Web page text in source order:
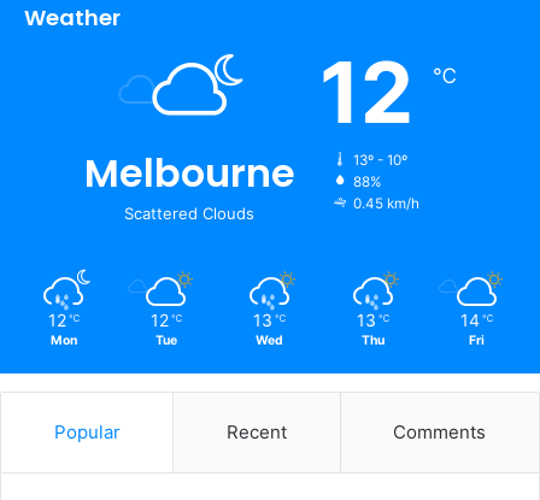
Weather
Melbourne
Scattered Clouds
12 ℃
13º - 10º
88%
0.45 km/h
12 ℃
Mon
12 ℃
Tue
13 ℃
Wed
13 ℃
Thu
14 ℃
Fri
Popular Recent Comments